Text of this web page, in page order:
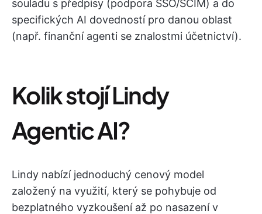
souladu s předpisy (podpora SSO/SCIM) a do
specifických AI dovedností pro danou oblast
(např. finanční agenti se znalostmi účetnictví).
Kolik stojí Lindy
Agentic AI?
Lindy nabízí jednoduchý cenový model
založený na využití, který se pohybuje od
bezplatného vyzkoušení až po nasazení v